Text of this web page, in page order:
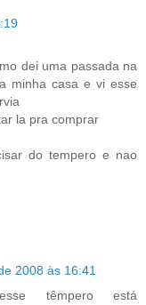
dei uma passada na
minha casa e vi esse
la pra comprar
do tempero e nao
2008 às 16:41
têmpero está